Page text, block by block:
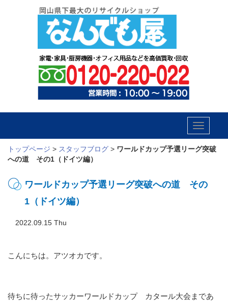
Toggle
トップページ > スタッフブログ > ワールドカップ予選リーグ突破
への道 その1（ドイツ編）
ワールドカップ予選リーグ突破への道 その
1（ドイツ編）
2022.09.15 Thu
こんにちは。アツオカです。
待ちに待ったサッカーワールドカップ カタール大会まであ